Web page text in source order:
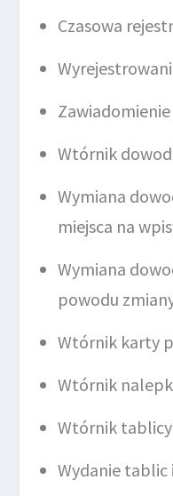
Czasowa
Wtórnik
Wymiana
miejsca na
Wymiana
powodu
Wtórnik karty
Wtórnik
Wtórnik
Wydanie